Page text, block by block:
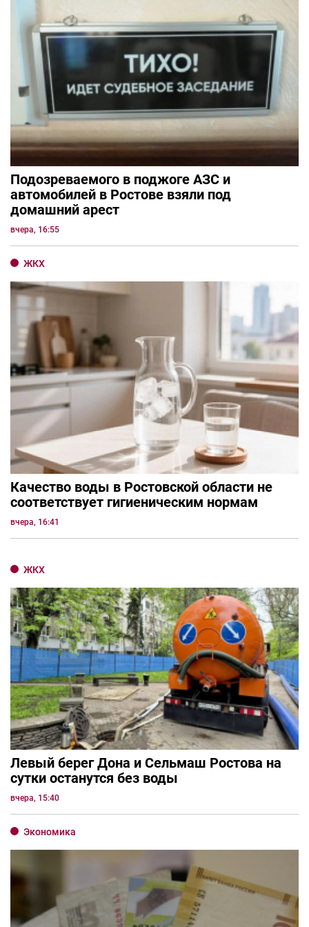
Подозреваемого в поджоге АЗС и
автомобилей в Ростове взяли под
домашний арест
вчера, 16:55
ЖКХ
Качество воды в Ростовской области не
соответствует гигиеническим нормам
вчера, 16:41
ЖКХ
Левый берег Дона и Сельмаш Ростова на
сутки останутся без воды
вчера, 15:40
Экономика